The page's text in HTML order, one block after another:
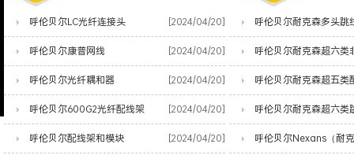
呼伦贝尔LC光纤连接头 [2024/04/20]
呼伦贝尔康普网线 [2024/04/20]
呼伦贝尔光纤耦和器 [2024/04/20]
呼伦贝尔600G2光纤配线架 [2024/04/20]
呼伦贝尔配线架和模块 [2024/04/20]
呼伦贝尔耐克森多头跳
呼伦贝尔耐克森超六类
呼伦贝尔耐克森超五类